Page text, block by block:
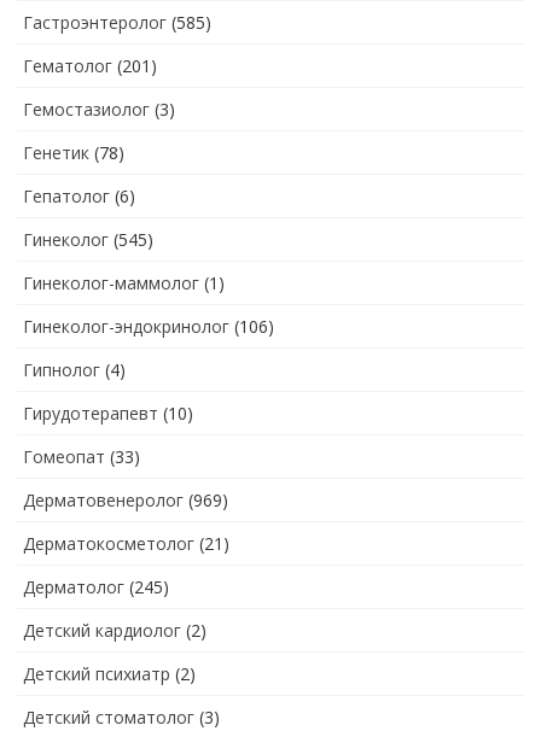
Гастроэнтеролог (585)
Гематолог (201)
Гемостазиолог (3)
Генетик (78)
Гепатолог (6)
Гинеколог (545)
Гинеколог-маммолог (1)
Гинеколог-эндокринолог (106)
Гипнолог (4)
Гирудотерапевт (10)
Гомеопат (33)
Дерматовенеролог (969)
Дерматокосметолог (21)
Дерматолог (245)
Детский кардиолог (2)
Детский психиатр (2)
Детский стоматолог (3)